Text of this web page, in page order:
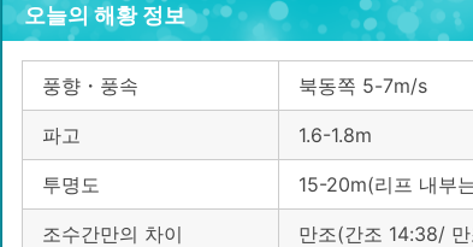
오늘의 해황 정보
풍향・풍속 북동쪽 5-7m/s
파고 1.6-1.8m
투명도 15-20m(리프 내부
조수간만의 차이 만조(간조 14:38/